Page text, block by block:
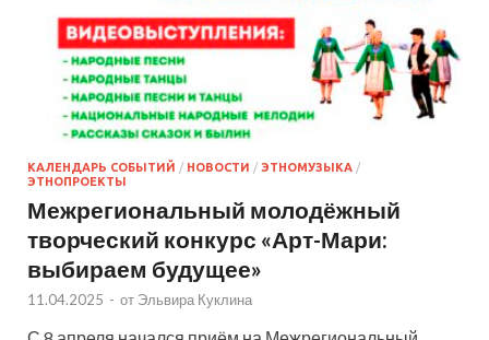
КАЛЕНДАРЬ СОБЫТИЙ / НОВОСТИ / ЭТНОМУЗЫКА /
ЭТНОПРОЕКТЫ
Межрегиональный молодёжный
творческий конкурс «Арт-Мари:
выбираем будущее»
11.04.2025 - от Эльвира Куклина